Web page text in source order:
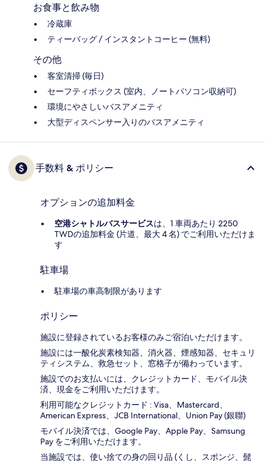
お食事と飲み物
冷蔵庫
ティーバッグ / インスタントコーヒー (無料)
その他
客室清掃 (毎日)
セーフティボックス (室内、ノートパソコン収納可)
環境にやさしいバスアメニティ
大型ディスペンサー入りのバスアメニティ
手数料 & ポリシー
オプションの追加料金
空港シャトルバスサービスは、1 車両あたり 2250
TWDの追加料金 (片道、最大 4 名) でご利用いただけま
す
駐車場
駐車場の車高制限があります
ポリシー
施設に登録されているお客様のみご宿泊いただけます。
施設には一酸化炭素検知器、消火器、煙感知器、セキュリ
ティシステム、救急セット、窓格子が備わっています。
施設でのお支払いには、クレジットカード、モバイル決
済、現金をご利用いただけます。
利用可能なクレジットカード : Visa、Mastercard、
American Express、JCB International、Union Pay (銀聯)
モバイル決済では、Google Pay、Apple Pay、Samsung
Pay をご利用いただけます。
当施設では、使い捨ての身の回り品 (くし、スポンジ、髭